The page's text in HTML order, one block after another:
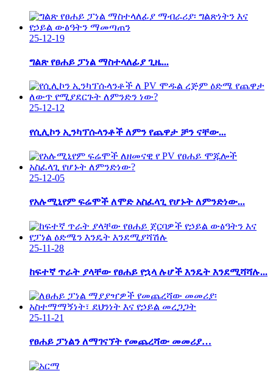
25-12-19
ግልጽ የፀሐይ ፓነል ማስተላለፊያ ጊዜ...
25-12-12
የሲሊኮን ኢንካፕሱላንቶች ለምን የጨዋታ ቻን ናቸው...
25-12-05
የአሉሚኒየም ፍሬሞች ለሞድ አስፈላጊ የሆኑት ለምንድነው...
25-11-28
ከፍተኛ ጥራት ያላቸው የፀሐይ የኋላ ሉሆች እንዴት እንደሚሻሻሉ...
25-11-21
የፀሐይ ፓነልን ለማገናኘት የመጨረሻው መመሪያ…